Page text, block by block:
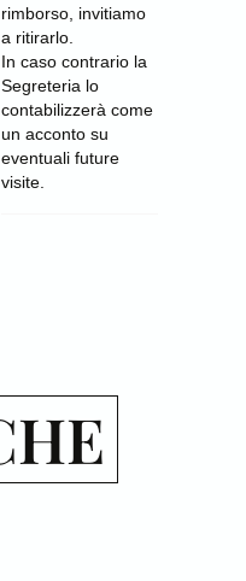
rimborso, invitiamo
a ritirarlo.
In caso contrario la
Segreteria lo
contabilizzerà come
un acconto su
eventuali future
visite.